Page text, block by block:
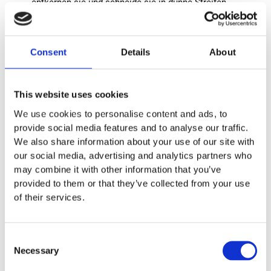
Consent Details About
This website uses cookies
We use cookies to personalise content and ads, to
provide social media features and to analyse our traffic.
We also share information about your use of our site with
our social media, advertising and analytics partners who
may combine it with other information that you’ve
provided to them or that they’ve collected from your use
of their services.
Selection
Necessary
entkernen sie und schneide sie in dünne Streifen.
Wasche und viertele die Erdbeeren und gebe alles
zusammen in eine große Schale. Zupfe dann ein paar
Zutaten.
Hol die Gelbe Bete aus dem Backofen und lass sie
Kürbiskerne in der Pfanne zu rösten.
Mixe die Kürbiskerne mit den Leinsamen. Gebe die
Gelbe Bete zum Salat und streue die
Kürbiskernmischung über den Salat. Jetzt noch das
Dressing drüber, mischen, anrichten – wunderbar! Das
wird lecker!
Wenn Du glücklich bist, ist es Deine Blase auch